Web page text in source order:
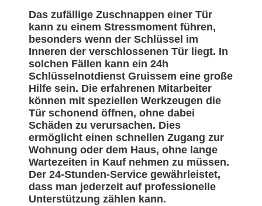
Das zufällige Zuschnappen einer Tür
kann zu einem Stressmoment führen,
besonders wenn der Schlüssel im
Inneren der verschlossenen Tür liegt. In
solchen Fällen kann ein 24h
Schlüsselnotdienst Gruissem eine große
Hilfe sein. Die erfahrenen Mitarbeiter
können mit speziellen Werkzeugen die
Tür schonend öffnen, ohne dabei
Schäden zu verursachen. Dies
ermöglicht einen schnellen Zugang zur
Wohnung oder dem Haus, ohne lange
Wartezeiten in Kauf nehmen zu müssen.
Der 24-Stunden-Service gewährleistet,
dass man jederzeit auf professionelle
Unterstützung zählen kann.